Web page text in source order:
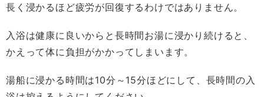
長く浸かるほど疲労が回復するわけではありません。
入浴は健康に良いからと長時間お湯に浸かり続けると、
かえって体に負担がかかってしまいます。
湯船に浸かる時間は10分～15分ほどにして、長時間の入